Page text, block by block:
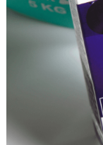
előnyei:
szuperhős